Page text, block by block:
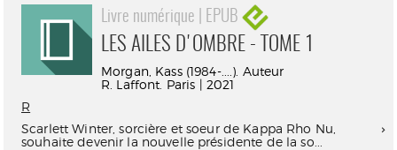
Livre numérique | EPUB
LES AILES D'OMBRE - TOME 1
Morgan, Kass (1984-....). Auteur
R. Laffont. Paris | 2021
R
Scarlett Winter, sorcière et soeur de Kappa Rho Nu,
souhaite devenir la nouvelle présidente de la so...